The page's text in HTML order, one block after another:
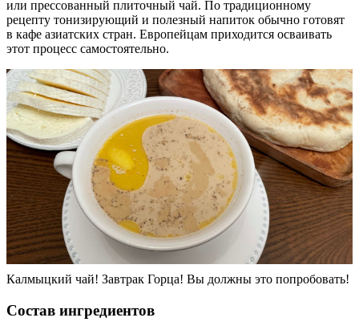
или прессованный плиточный чай. По традиционному
рецепту тонизирующий и полезный напиток обычно готовят
в кафе азиатских стран. Европейцам приходится осваивать
этот процесс самостоятельно.
Калмыцкий чай! Завтрак Горца! Вы должны это попробовать!
Состав ингредиентов